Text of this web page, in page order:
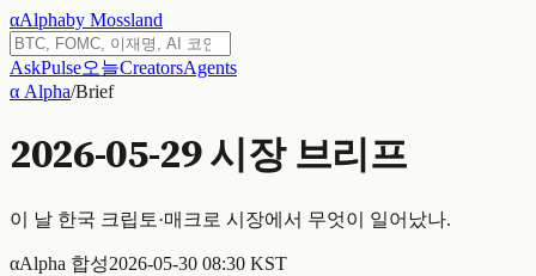
αAlphaby Mossland
AskPulse오늘CreatorsAgents
α Alpha/Brief
2026-05-29시장 브리프
이 날 한국 크립토·매크로 시장에서 무엇이 일어났나.
αAlpha 합성2026-05-30 08:30 KST